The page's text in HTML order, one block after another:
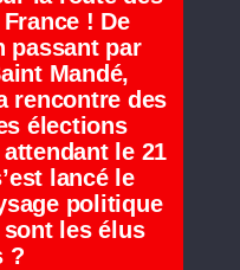
! De
passant par
Mandé,
rencontre des
élections
le 21
lancé le
politique
sont les élus
?